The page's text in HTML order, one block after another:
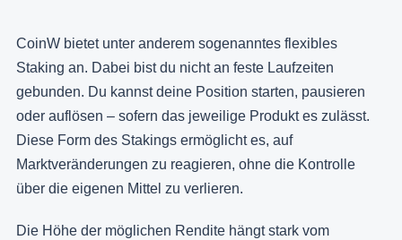
CoinW bietet unter anderem sogenanntes flexibles
Staking an. Dabei bist du nicht an feste Laufzeiten
gebunden. Du kannst deine Position starten, pausieren
oder auflösen – sofern das jeweilige Produkt es zulässt.
Diese Form des Stakings ermöglicht es, auf
Marktveränderungen zu reagieren, ohne die Kontrolle
über die eigenen Mittel zu verlieren.
Die Höhe der möglichen Rendite hängt stark vom